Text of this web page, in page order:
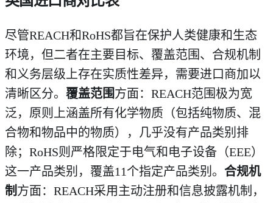
尽管REACH和RoHS都旨在保护人类健康和生态
环境，但二者在主要目标、覆盖范围、合规机制
和义务层级上存在实质性差异，需要进口商加以
清晰区分。 覆盖范围方面：REACH范围极为宽
泛，原则上涵盖所有化学物质（包括纯物质、混
合物和物品中的物质），几乎没有产品类别排
除；RoHS则严格限定于电气和电子设备（EEE）
这一产品类别，覆盖11个指定产品类别。 合规机
制 方面：REACH采用主动注册和信息披露机制，